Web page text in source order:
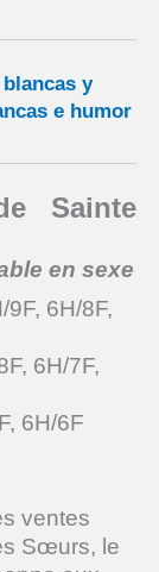
y
e humor
Sainte
en sexe
9F, 6H/8F,
6H/7F,
6H/6F
ventes
Sœurs, le